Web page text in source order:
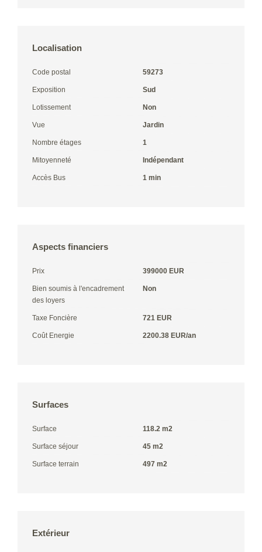
Localisation
Code postal 59273
Exposition Sud
Lotissement Non
Vue Jardin
Nombre étages 1
Mitoyenneté Indépendant
Accès Bus 1 min
Aspects financiers
Prix 399000 EUR
Bien soumis à l'encadrement
des loyers
Non
Taxe Foncière 721 EUR
Coût Energie 2200.38 EUR/an
Surfaces
Surface 118.2 m2
Surface séjour 45 m2
Surface terrain 497 m2
Extérieur